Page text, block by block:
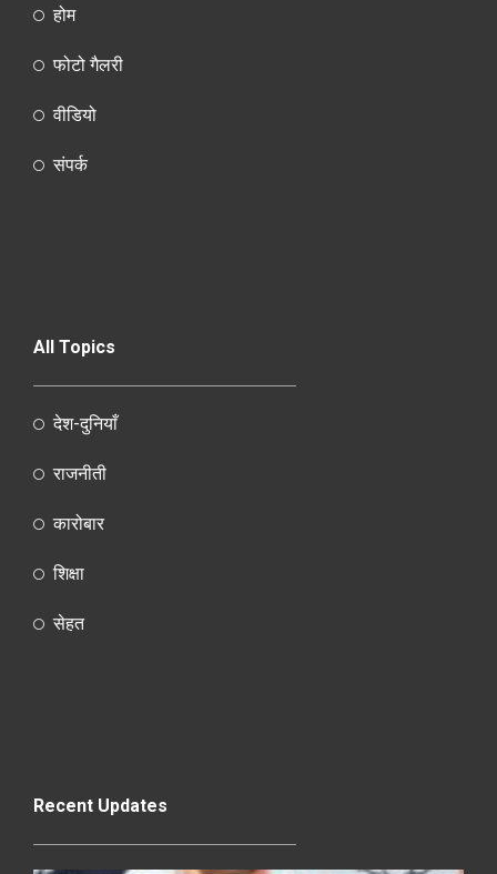
होम
फोटो गैलरी
वीडियो
संपर्क
All Topics
देश-दुनियाँ
राजनीती
कारोबार
शिक्षा
सेहत
Recent Updates